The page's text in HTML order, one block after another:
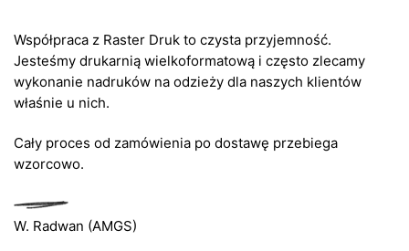
Współpraca z Raster Druk to czysta przyjemność.
Jesteśmy drukarnią wielkoformatową i często zlecamy
wykonanie nadruków na odzieży dla naszych klientów
właśnie u nich.
Cały proces od zamówienia po dostawę przebiega
wzorcowo.
W. Radwan (AMGS)